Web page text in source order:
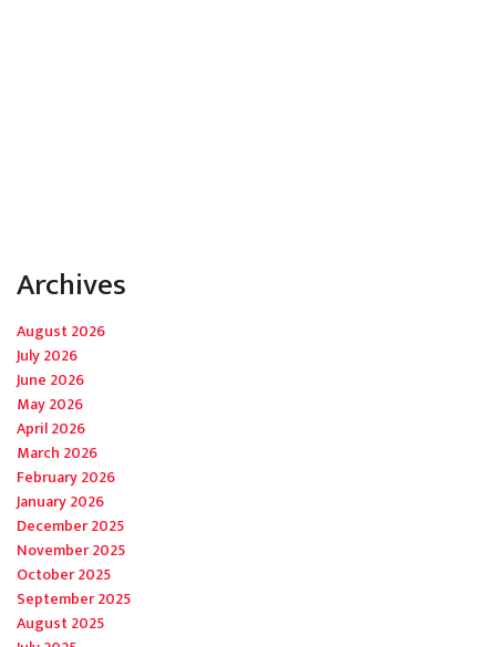
Archives
August 2026
July 2026
June 2026
May 2026
April 2026
March 2026
February 2026
January 2026
December 2025
November 2025
October 2025
September 2025
August 2025